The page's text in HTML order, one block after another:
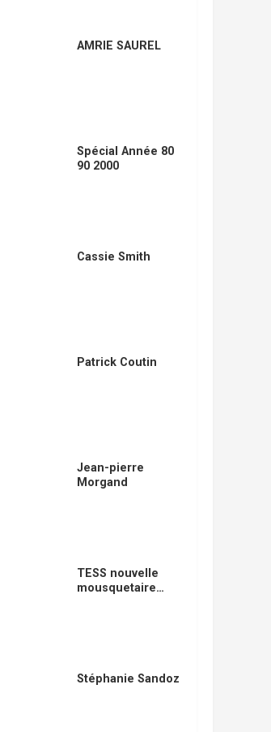
AMRIE SAUREL
Spécial Année 80
90 2000
Cassie Smith
Patrick Coutin
Jean-pierre
Morgand
TESS nouvelle
mousquetaire
Stéphanie Sandoz